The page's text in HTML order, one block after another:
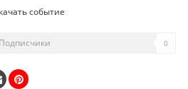
событие
Подписчики 0